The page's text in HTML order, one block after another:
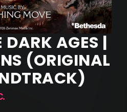
DARK AGES |
(ORIGINAL